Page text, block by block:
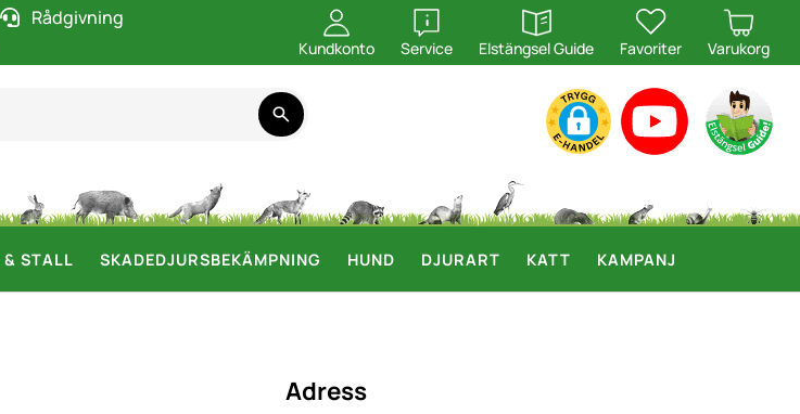
Rådgivning
Kundkonto Service
öppna
Elstängsel Guide
öppna
Favoriter Varukorg
& STALL SKADEDJURSBEKÄMPNING HUND DJURART KATT KAMPANJ
Adress